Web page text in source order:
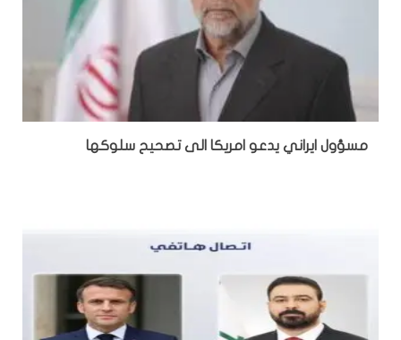
مسؤول ايراني يدعو امريكا الى تصحيح سلوكها